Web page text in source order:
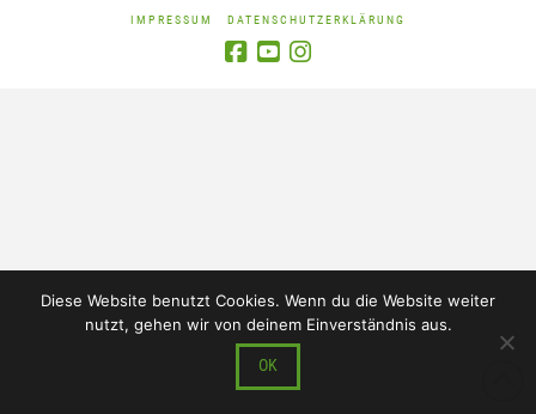
IMPRESSUM DATENSCHUTZERKLÄRUNG
Diese Website benutzt Cookies. Wenn du die Website weiter
nutzt, gehen wir von deinem Einverständnis aus.
OK